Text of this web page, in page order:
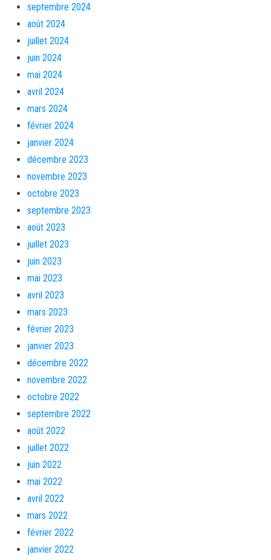
septembre 2024
août 2024
juillet 2024
juin 2024
mai 2024
avril 2024
mars 2024
février 2024
janvier 2024
décembre 2023
novembre 2023
octobre 2023
septembre 2023
août 2023
juillet 2023
juin 2023
mai 2023
avril 2023
mars 2023
février 2023
janvier 2023
décembre 2022
novembre 2022
octobre 2022
septembre 2022
août 2022
juillet 2022
juin 2022
mai 2022
avril 2022
mars 2022
février 2022
janvier 2022